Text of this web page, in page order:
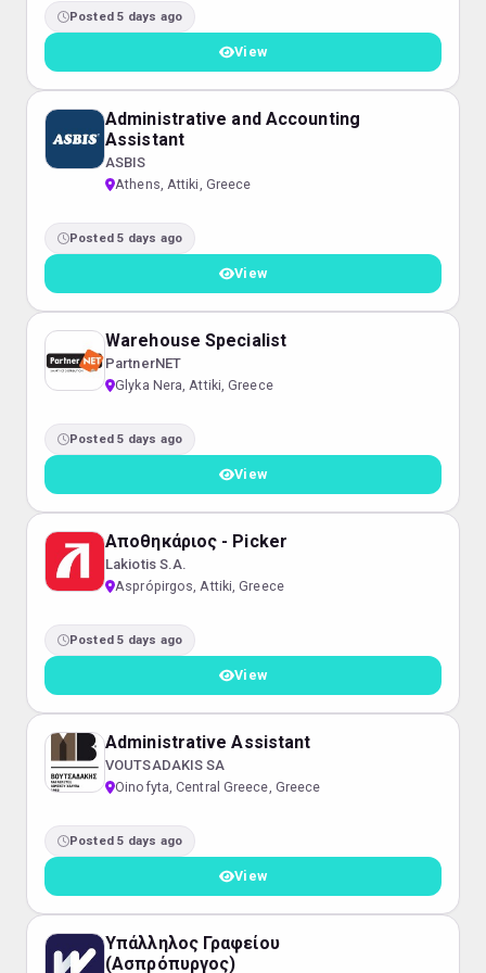
Posted 5 days ago
View
Administrative and Accounting
Assistant
ASBIS
Athens, Attiki, Greece
Posted 5 days ago
View
Warehouse Specialist
PartnerNET
Glyka Nera, Attiki, Greece
Posted 5 days ago
View
Αποθηκάριος - Picker
Lakiotis S.A.
Asprópirgos, Attiki, Greece
Posted 5 days ago
View
Administrative Assistant
VOUTSADAKIS SA
Oinofyta, Central Greece, Greece
Posted 5 days ago
View
Υπάλληλος Γραφείου
(Ασπρόπυργος)